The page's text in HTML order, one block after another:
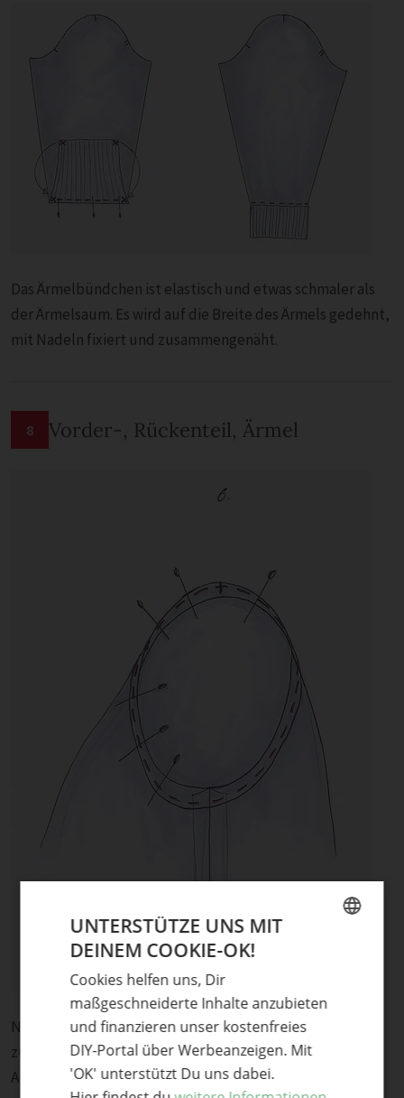
Das Ärmelbündchen ist elastisch und etwas schmaler als
der Ärmelsaum. Es wird auf die Breite des Ärmels gedehnt,
mit Nadeln fixiert und zusammengenäht.
8 Vorder-, Rückenteil, Ärmel
Nun wird das Vorder- und Rückenteil an der Schulter
zusammengesteppt. Anschließend wird der Ärmel ans
Armloch gesteckt und angenäht.
UNTERSTÜTZE UNS MIT
DEINEM COOKIE-OK!
Cookies helfen uns, Dir
maßgeschneiderte Inhalte anzubieten
und finanzieren unser kostenfreies
DIY-Portal über Werbeanzeigen. Mit
'OK' unterstützt Du uns dabei.